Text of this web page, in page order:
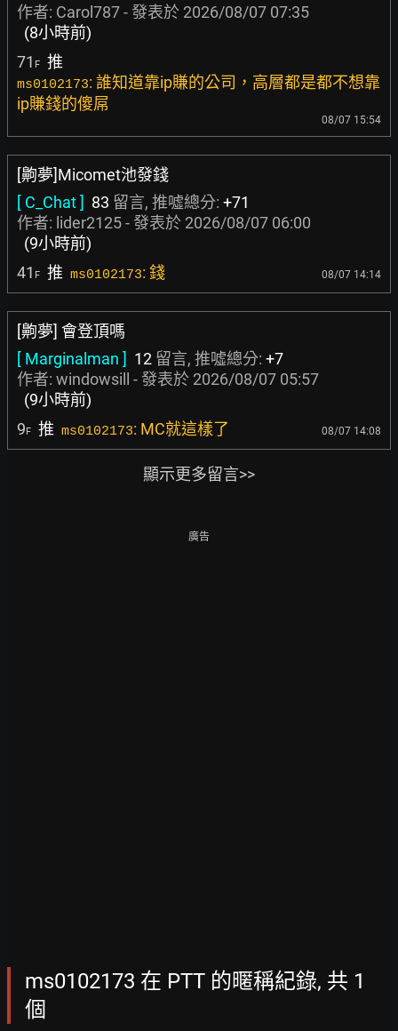
作者: Carol787- 發表於 2026/08/07 07:35
(8小時前)
71 F 推
ms0102173: 誰知道靠ip賺的公司，高層都是都不想靠
ip賺錢的傻屌
08/07 15:54
[齁夢]Micomet池發錢
[ C_Chat ] 83 留言, 推噓總分: +71
作者: lider2125- 發表於 2026/08/07 06:00
(9小時前)
41 F 推 ms0102173: 錢 08/07 14:14
[齁夢] 會登頂嗎
[ Marginalman ] 12 留言, 推噓總分: +7
作者: windowsill - 發表於 2026/08/07 05:57
(9小時前)
9F 推 ms0102173: MC就這樣了 08/07 14:08
顯示更多留言>>
廣告
ms0102173 在 PTT 的暱稱紀錄, 共 1
個